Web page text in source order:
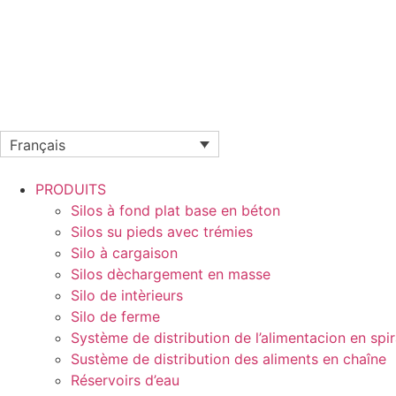
Français
PRODUITS
Silos à fond plat base en béton
Silos su pieds avec trémies
Silo à cargaison
Silos dèchargement en masse
Silo de intèrieurs
Silo de ferme
Système de distribution de l’alimentacion en
Sustème de distribution des aliments en chaîne
Réservoirs d’eau